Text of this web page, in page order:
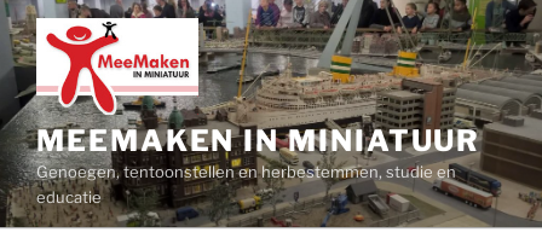
Ga
naar
de
inhoud
MEEMAKEN IN MINIATUUR
Genoegen, tentoonstellen en herbestemmen, studie en
educatie